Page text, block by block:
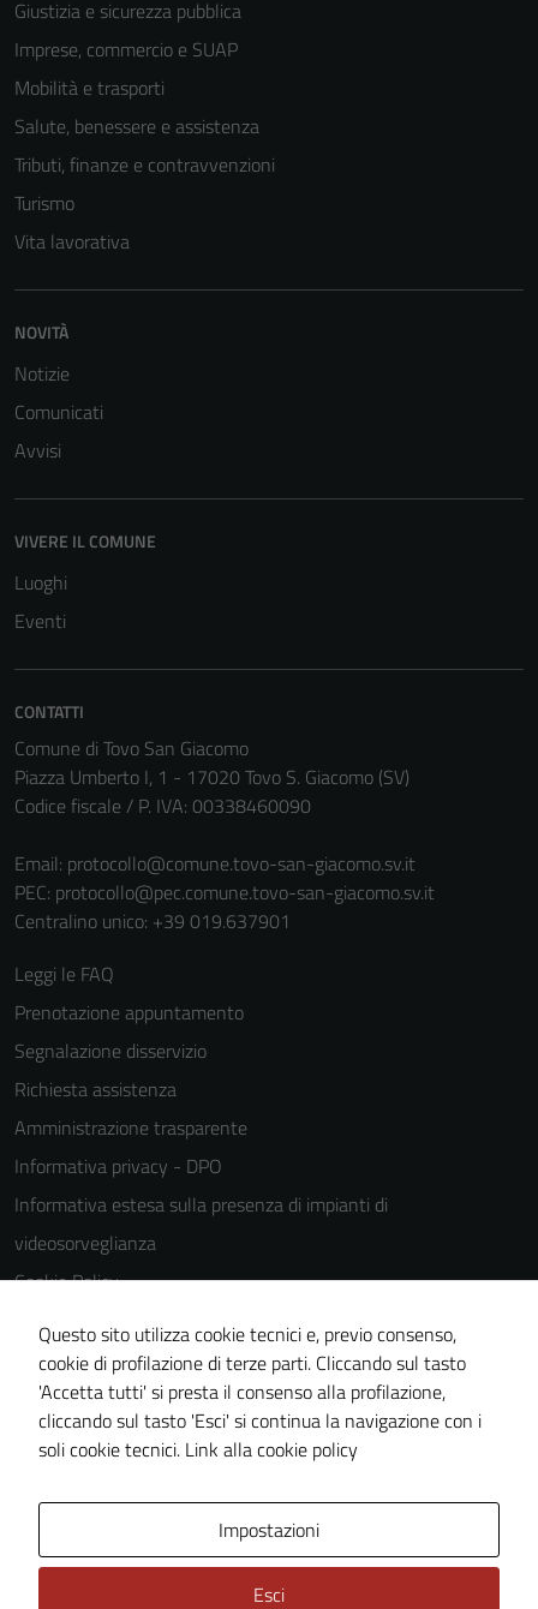
Giustizia e sicurezza pubblica
Imprese, commercio e SUAP
Mobilità e trasporti
Salute, benessere e assistenza
Tributi, finanze e contravvenzioni
Turismo
Vita lavorativa
NOVITÀ
Notizie
Comunicati
Avvisi
VIVERE IL COMUNE
Luoghi
Eventi
CONTATTI
Comune di Tovo San Giacomo
Piazza Umberto I, 1 - 17020 Tovo S. Giacomo (SV)
Codice fiscale / P. IVA: 00338460090
Email: protocollo@comune.tovo-san-giacomo.sv.it
PEC: protocollo@pec.comune.tovo-san-giacomo.sv.it
Centralino unico: +39 019.637901
Leggi le FAQ
Prenotazione appuntamento
Segnalazione disservizio
Richiesta assistenza
Amministrazione trasparente
Informativa privacy - DPO
Informativa estesa sulla presenza di impianti di
videosorveglianza
Cookie Policy
Note legali
Dichiarazione di accessibilità
Piano di miglioramento del sito
Statistiche sito web
Questo sito utilizza cookie tecnici e, previo consenso,
cookie di profilazione di terze parti. Cliccando sul tasto
'Accetta tutti' si presta il consenso alla profilazione,
cliccando sul tasto 'Esci' si continua la navigazione con i
soli cookie tecnici. Link alla cookie policy
Impostazioni
Esci